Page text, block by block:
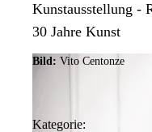
Kunstausstellung -
30 Jahre Kunst
Bild: Vito Centonze
Kategorie: